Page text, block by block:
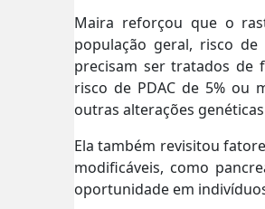
Maira reforçou que o
população geral, risco
precisam ser tratados de
risco de PDAC de 5% ou
outras alterações
Ela também revisitou
modificáveis, como
oportunidade em